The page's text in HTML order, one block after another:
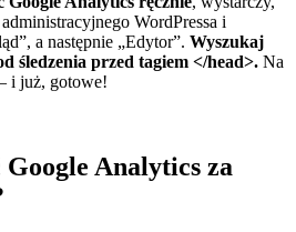
WordPressa i
a następnie „Edytor”. Wyszukaj
śledzenia przed tagiem </head>. Na
i już, gotowe!
Analytics za